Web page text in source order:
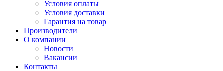
Условия оплаты
Условия доставки
Гарантия на товар
Производители
О компании
Новости
Вакансии
Контакты